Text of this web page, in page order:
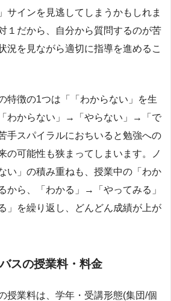
サインを見逃してしまうかもしれま
１だから、自分から質問するのが苦
況を見ながら適切に指導を進めるこ
特徴の1つは「「わからない」を生
わからない」→「やらない」→「で
手スパイラルにおちいると勉強への
の可能性も狭まってしまいます。ノ
い」の積み重ねも、授業中の「わか
から、「わかる」→「やってみる」
」を繰り返し、どんどん成績が上が
スの授業料・料金
授業料は、学年・受講形態(集団/個